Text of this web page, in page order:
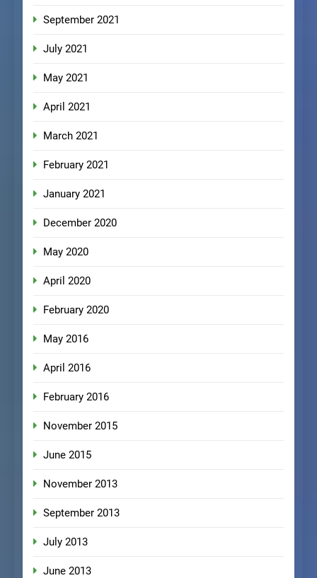
September 2021
July 2021
May 2021
April 2021
March 2021
February 2021
January 2021
December 2020
May 2020
April 2020
February 2020
May 2016
April 2016
February 2016
November 2015
June 2015
November 2013
September 2013
July 2013
June 2013